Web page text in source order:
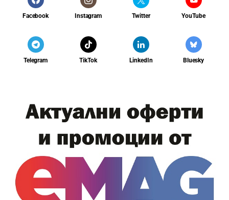
Facebook Instagram Twitter YouTube
Telegram TikTok LinkedIn Bluesky